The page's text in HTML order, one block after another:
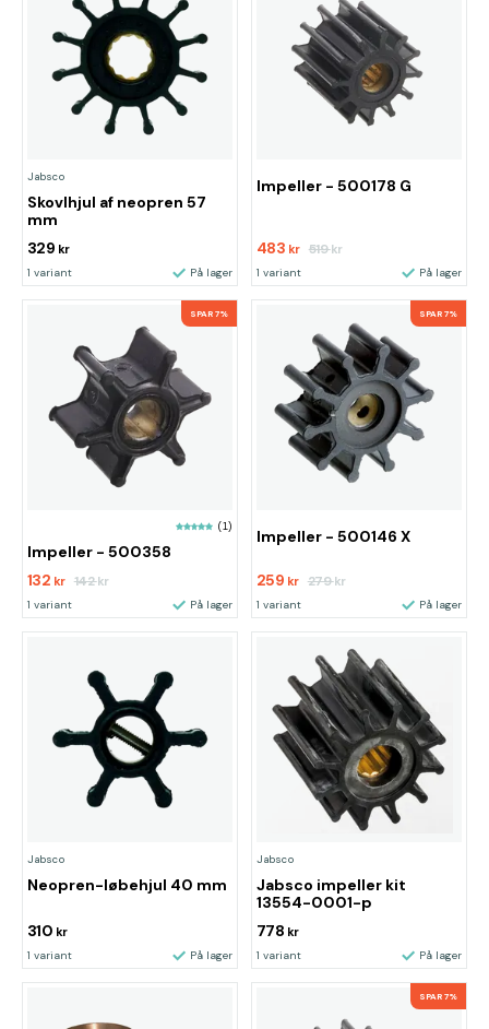
Jabsco
Skovlhjul af neopren 57
mm
329 kr
1 variant På lager
Impeller - 500178 G
483 kr 519kr
1 variant På lager
SPAR 7%
(1)
Impeller - 500358
132 kr 142kr
1 variant På lager
SPAR 7%
Impeller - 500146 X
259 kr 279kr
1 variant På lager
Jabsco
Neopren-løbehjul 40 mm
310 kr
1 variant På lager
Jabsco
Jabsco impeller kit
13554-0001-p
778 kr
1 variant På lager
SPAR 7%